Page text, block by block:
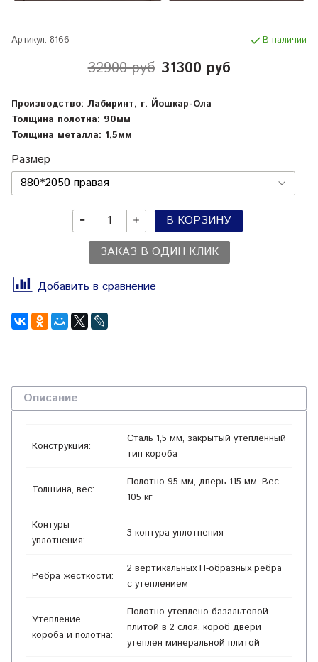
Артикул: 8166 В наличии
32900 руб 31300 руб
Производство: Лабиринт, г. Йошкар-Ола
Толщина полотна: 90мм
Толщина металла: 1,5мм
Размер
В КОРЗИНУ
ЗАКАЗ В ОДИН КЛИК
Добавить в сравнение
Описание
Конструкция:
Сталь 1,5 мм, закрытый утепленный
тип короба
Толщина, вес:
Полотно 95 мм, дверь 115 мм. Вес
105 кг
Контуры
уплотнения:
3 контура уплотнения
Ребра жесткости:
2 вертикальных П-образных ребра
с утеплением
Утепление
короба и полотна:
Полотно утеплено базальтовой
плитой в 2 слоя, короб двери
утеплен минеральной плитой